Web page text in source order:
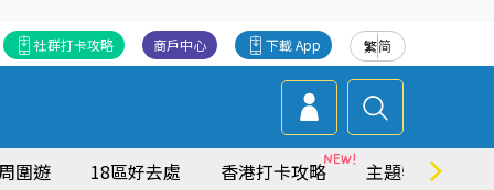
繁简
下載 App
商戶中心
社群打卡攻略
圍遊 18區好去處 香港打卡攻略 主題特集